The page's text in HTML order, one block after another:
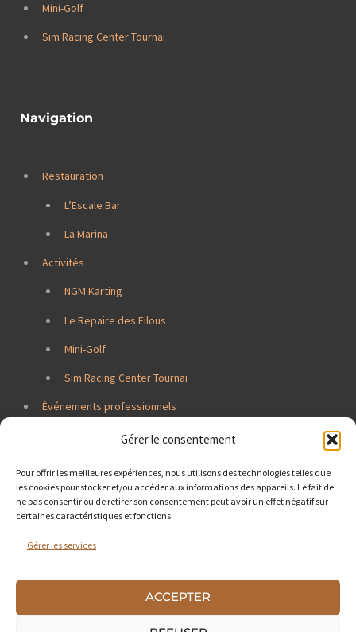
Gérer le consentement
Pour offrir les meilleures expériences, nous utilisons des technologies telles que
les cookies pour stocker et/ou accéder aux informations des appareils. Le fait de
ne pas consentir ou de retirer son consentement peut avoir un effet négatif sur
certaines caractéristiques et fonctions.
Gérer les services
ACCEPTER
Mini-Golf
Sim Racing Center Tournai
Navigation
Restauration
L’Escale Bar
La Marina
Activités
NGM Karting
Le Repaire des Filous
Mini-Golf
Sim Racing Center Tournai
Événements professionnels